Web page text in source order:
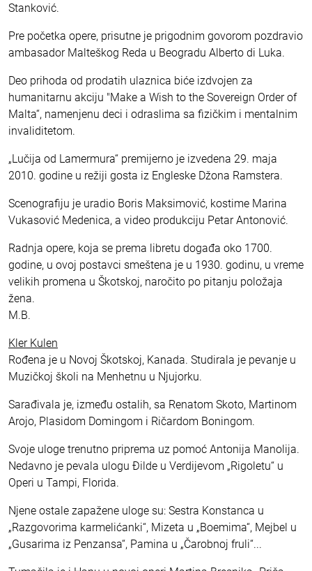
Stanković.
Pre početka opere, prisutne je prigodnim govorom pozdravio
ambasador Malteškog Reda u Beogradu Alberto di Luka.
Deo prihoda od prodatih ulaznica biće izdvojen za
humanitarnu akciju "Make a Wish to the Sovereign Order of
Malta“, namenjenu deci i odraslima sa fizičkim i mentalnim
invaliditetom.
„Lučija od Lamermura“ premijerno je izvedena 29. maja
2010. godine u režiji gosta iz Engleske Džona Ramstera.
Scenografiju je uradio Boris Maksimović, kostime Marina
Vukasović Medenica, a video produkciju Petar Antonović.
Radnja opere, koja se prema libretu događa oko 1700.
godine, u ovoj postavci smeštena je u 1930. godinu, u vreme
velikih promena u Škotskoj, naročito po pitanju položaja
žena.
M.B.
Kler Kulen
Rođena je u Novoj Škotskoj, Kanada. Studirala je pevanje u
Muzičkoj školi na Menhetnu u Njujorku.
Sarađivala je, između ostalih, sa Renatom Skoto, Martinom
Arojo, Plasidom Domingom i Ričardom Boningom.
Svoje uloge trenutno priprema uz pomoć Antonija Manolija.
Nedavno je pevala ulogu Đilde u Verdijevom „Rigoletu“ u
Operi u Tampi, Florida.
Njene ostale zapažene uloge su: Sestra Konstanca u
„Razgovorima karmelićanki“, Mizeta u „Boemima“, Mejbel u
„Gusarima iz Penzansa“, Pamina u „Čarobnoj fruli“...